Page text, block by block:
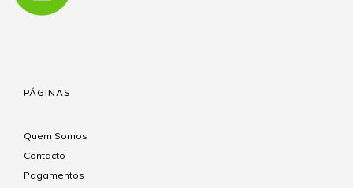
PÁGINAS
Quem Somos
Contacto
Pagamentos